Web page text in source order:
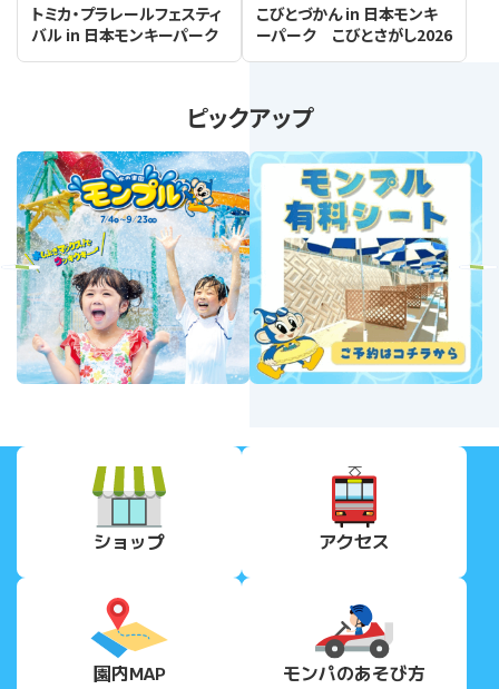
トミカ・プラレールフェスティ
バル in 日本モンキーパーク
こびとづかん in 日本モンキ
ーパーク こびとさがし2026
ピックアップ
Next
ショップ アクセス
園内MAP モンパのあそび方